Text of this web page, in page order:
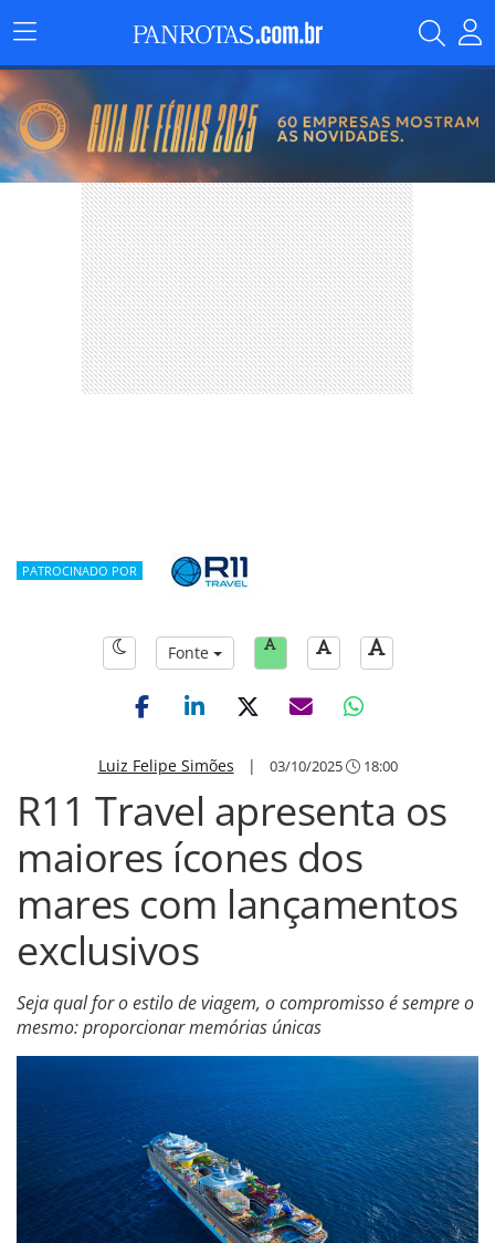
Menu
Principal
PATROCINADO POR
Fonte
Luiz Felipe Simões | 03/10/2025 18:00
R11 Travel apresenta os
maiores ícones dos
mares com lançamentos
exclusivos
Seja qual for o estilo de viagem, o compromisso é sempre o
mesmo: proporcionar memórias únicas